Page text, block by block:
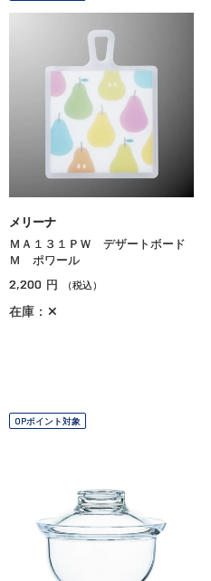
メリーナ
ＭＡ１３１ＰＷ デザートボード
Ｍ ポワール
2,200 円 （税込）
在庫：✕
OPポイント対象